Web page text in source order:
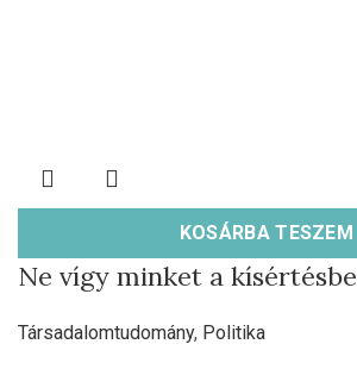
KOSÁRBA TESZEM
Ne vígy minket a kísértésbe
Társadalomtudomány, Politika